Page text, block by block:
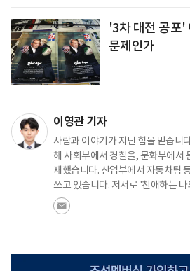
'3차 대전 공포'
문제인가
이영관 기자
사람과 이야기가 지닌 힘을 믿습니
해 사회부에서 경찰을, 문화부에서
재했습니다. 산업부에서 자동차팀
쓰고 있습니다. 저서로 '친애하는